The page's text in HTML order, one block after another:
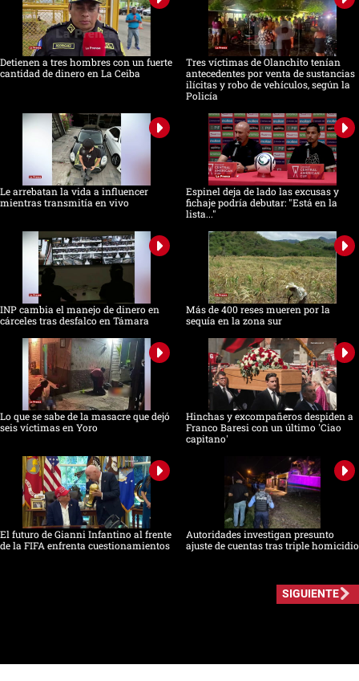
Detienen a tres hombres con un fuerte
cantidad de dinero en La Ceiba
Tres víctimas de Olanchito tenían
antecedentes por venta de sustancias
ilícitas y robo de vehículos, según la
Policía
Le arrebatan la vida a influencer
mientras transmitía en vivo
Espinel deja de lado las excusas y
fichaje podría debutar: "Está en la
lista..."
INP cambia el manejo de dinero en
cárceles tras desfalco en Támara
Más de 400 reses mueren por la
sequía en la zona sur
Lo que se sabe de la masacre que dejó
seis víctimas en Yoro
Hinchas y excompañeros despiden a
Franco Baresi con un último 'Ciao
capitano'
El futuro de Gianni Infantino al frente
de la FIFA enfrenta cuestionamientos
Autoridades investigan presunto
ajuste de cuentas tras triple homicidio
SIGUIENTE